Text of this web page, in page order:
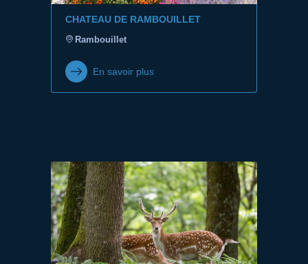
CHATEAU DE RAMBOUILLET
Rambouillet
En savoir plus